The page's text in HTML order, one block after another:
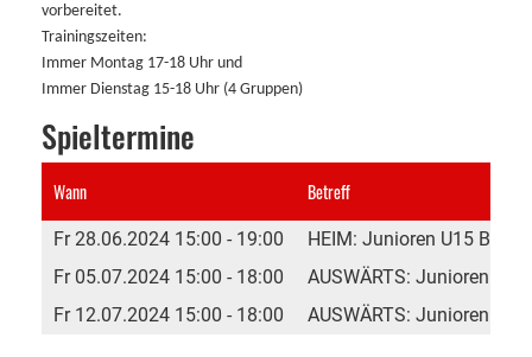
vorbereitet.
Trainingszeiten:
Immer Montag 17-18 Uhr und
Immer Dienstag 15-18 Uhr (4 Gruppen)
Spieltermine
Wann Betreff
Fr 28.06.2024 15:00 - 19:00
HEIM: Junioren U15
Fr 05.07.2024 15:00 - 18:00
AUSWÄRTS: Junioren
Fr 12.07.2024 15:00 - 18:00
AUSWÄRTS: Junioren